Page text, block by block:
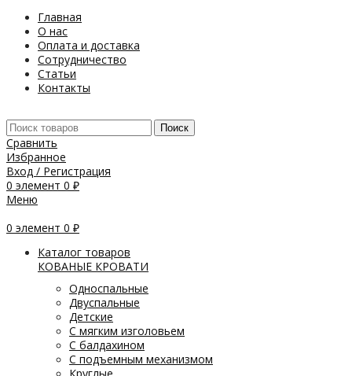
Главная
О нас
Оплата и доставка
Сотрудничество
Статьи
Контакты
Поиск
Сравнить
Избранное
Вход / Регистрация
0 элемент 0 ₽
Меню
0 элемент 0 ₽
Каталог товаров
КОВАНЫЕ КРОВАТИ
Односпальные
Двуспальные
Детские
С мягким изголовьем
С балдахином
С подъемным механизмом